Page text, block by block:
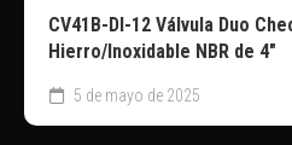
CV41B-DI-12 Válvula Duo
Hierro/Inoxidable NBR de 4″
5 de mayo de 2025